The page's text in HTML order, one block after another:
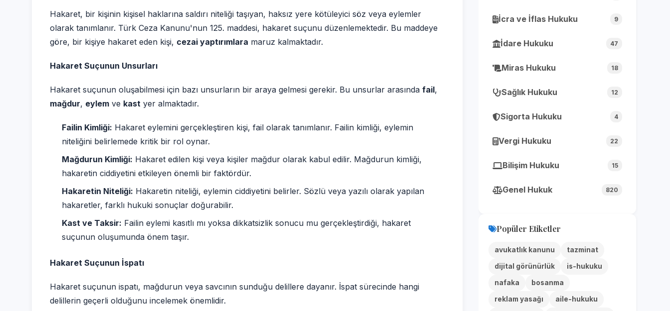
Hakaret, bir kişinin kişisel haklarına saldırı niteliği taşıyan, haksız yere kötüleyici söz veya eylemler
olarak tanımlanır. Türk Ceza Kanunu'nun 125. maddesi, hakaret suçunu düzenlemektedir. Bu maddeye
göre, bir kişiye hakaret eden kişi, cezai yaptırımlara maruz kalmaktadır.
Hakaret Suçunun Unsurları
Hakaret suçunun oluşabilmesi için bazı unsurların bir araya gelmesi gerekir. Bu unsurlar arasında fail,
mağdur, eylem ve kast yer almaktadır.
Failin Kimliği: Hakaret eylemini gerçekleştiren kişi, fail olarak tanımlanır. Failin kimliği, eylemin
niteliğini belirlemede kritik bir rol oynar.
Mağdurun Kimliği: Hakaret edilen kişi veya kişiler mağdur olarak kabul edilir. Mağdurun kimliği,
hakaretin ciddiyetini etkileyen önemli bir faktördür.
Hakaretin Niteliği: Hakaretin niteliği, eylemin ciddiyetini belirler. Sözlü veya yazılı olarak yapılan
hakaretler, farklı hukuki sonuçlar doğurabilir.
Kast ve Taksir: Failin eylemi kasıtlı mı yoksa dikkatsizlik sonucu mu gerçekleştirdiği, hakaret
suçunun oluşumunda önem taşır.
Hakaret Suçunun İspatı
Hakaret suçunun ispatı, mağdurun veya savcının sunduğu delillere dayanır. İspat sürecinde hangi
delillerin geçerli olduğunu incelemek önemlidir.
İcra ve İflas Hukuku 9
İdare Hukuku 47
Miras Hukuku 18
Sağlık Hukuku 12
Sigorta Hukuku 4
Vergi Hukuku 22
Bilişim Hukuku 15
Genel Hukuk 820
Popüler Etiketler
avukatlık kanunu tazminat
dijital görünürlük is-hukuku
nafaka bosanma
reklam yasağı aile-hukuku